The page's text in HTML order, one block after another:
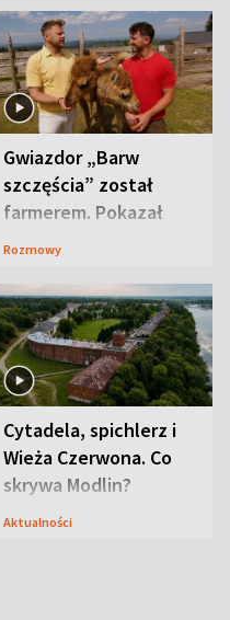
Gwiazdor „Barw
szczęścia” został
farmerem. Pokazał
swoje niezwykłe
Rozmowy
Cytadela, spichlerz i
Wieża Czerwona. Co
skrywa Modlin?
Aktualności